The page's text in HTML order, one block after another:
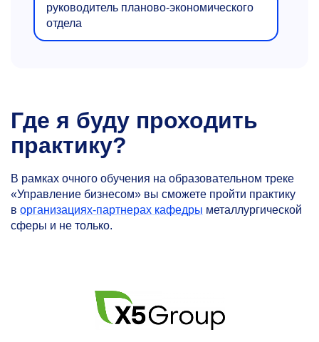
руководитель планово-экономического
отдела
Где я буду проходить
практику?
В рамках очного обучения на образовательном треке
«Управление бизнесом» вы сможете пройти практику
в организациях-партнерах кафедры металлургической
сферы и не только.